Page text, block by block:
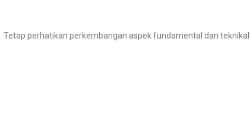
Tetap perhatikan perkembangan aspek fundamental dan